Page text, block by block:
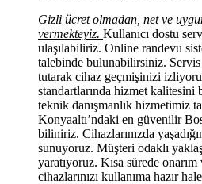
Gizli ücret olmadan, net ve
vermekteyiz. Kullanıcı dostu
ulaşılabiliriz. Online randevu
talebinde bulunabilirsiniz. Servis
tutarak cihaz geçmişinizi
standartlarında hizmet kalitesini
teknik danışmanlık hizmetimiz
Konyaaltı’ndaki en güvenilir
biliniriz. Cihazlarınızda
sunuyoruz. Müşteri odaklı
yaratıyoruz. Kısa sürede
cihazlarınızı kullanıma hazır